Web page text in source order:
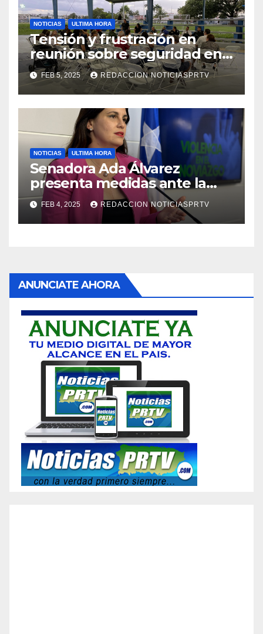
NOTICIAS ULTIMA HORA
Tensión y frustración en
reunión sobre seguridad en
Reparto Metropolitano
FEB 5, 2025 REDACCION NOTICIASPRTV
NOTICIAS ULTIMA HORA
Senadora Ada Álvarez
presenta medidas ante la
violencia en el noviazgo
FEB 4, 2025 REDACCION NOTICIASPRTV
ANUNCIATE AHORA